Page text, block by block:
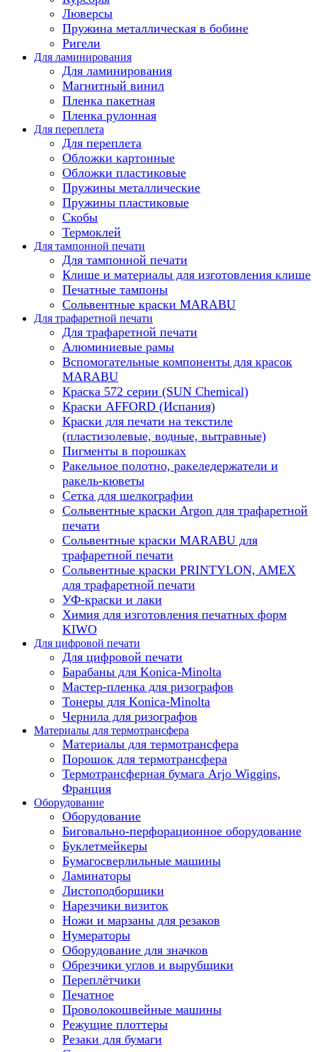
Люверсы
Пружина металлическая в бобине
Ригели
Для ламинирования
Для ламинирования
Магнитный винил
Пленка пакетная
Пленка рулонная
Для переплета
Для переплета
Обложки картонные
Обложки пластиковые
Пружины металлические
Пружины пластиковые
Скобы
Термоклей
Для тампонной печати
Для тампонной печати
Клише и материалы для изготовления клише
Печатные тампоны
Сольвентные краски MARABU
Для трафаретной печати
Для трафаретной печати
Алюминиевые рамы
Вспомогательные компоненты для красок
MARABU
Краска 572 серии (SUN Chemical)
Краски AFFORD (Испания)
Краски для печати на текстиле
(пластизолевые, водные, вытравные)
Пигменты в порошках
Ракельное полотно, ракеледержатели и
ракель-кюветы
Сетка для шелкографии
Сольвентные краски Argon для трафаретной
печати
Сольвентные краски MARABU для
трафаретной печати
Сольвентные краски PRINTYLON, AMEX
для трафаретной печати
УФ-краски и лаки
Химия для изготовления печатных форм
KIWO
Для цифровой печати
Для цифровой печати
Барабаны для Konica-Minolta
Мастер-пленка для ризографов
Тонеры для Konica-Minolta
Чернила для ризографов
Материалы для термотрансфера
Материалы для термотрансфера
Порошок для термотрансфера
Термотрансферная бумага Arjo Wiggins,
Франция
Оборудование
Оборудование
Биговально-перфорационное оборудование
Буклетмейкеры
Бумагосверлильные машины
Ламинаторы
Листоподборщики
Нарезчики визиток
Ножи и марзаны для резаков
Нумераторы
Оборудование для значков
Обрезчики углов и вырубщики
Переплётчики
Печатное
Проволокошвейные машины
Режущие плоттеры
Резаки для бумаги